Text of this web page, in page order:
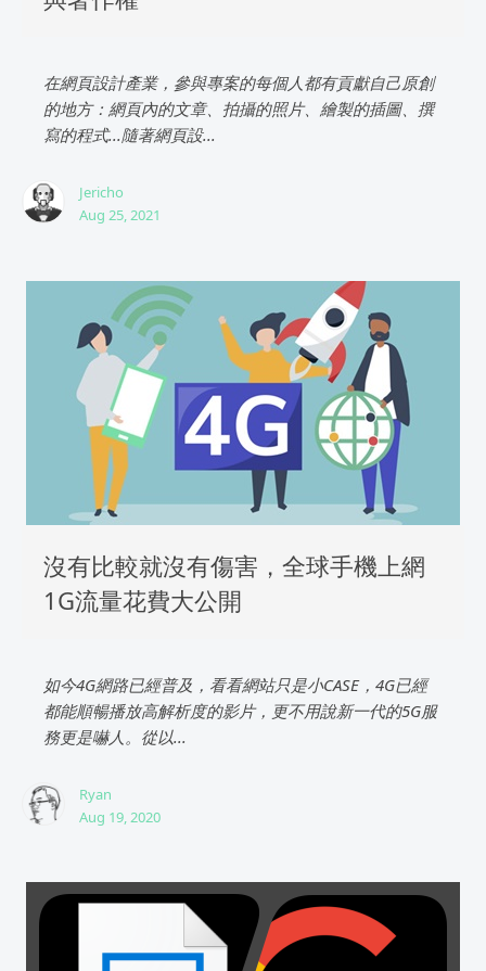
在網頁設計產業，參與專案的每個人都有貢獻自己原創
的地方：網頁內的文章、拍攝的照片、繪製的插圖、撰
寫的程式...隨著網頁設...
Jericho
Aug 25, 2021
沒有比較就沒有傷害，全球手機上網
1G流量花費大公開
如今4G網路已經普及，看看網站只是小CASE，4G已經
都能順暢播放高解析度的影片，更不用說新一代的5G服
務更是嚇人。從以...
Ryan
Aug 19, 2020